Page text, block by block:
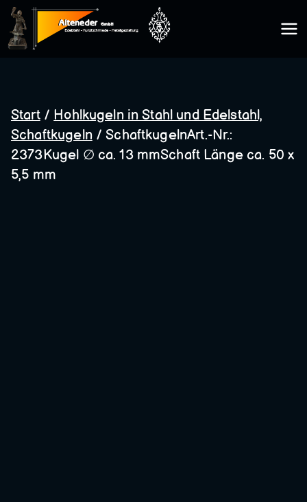
Zum
Inhalt
springen
chmie
de
Start/ Hohlkugeln in Stahl und Edelstahl,
Schaftkugeln/ SchaftkugelnArt.-Nr.:
2373Kugel ∅ ca. 13 mmSchaft Länge ca. 50 x
5,5 mm